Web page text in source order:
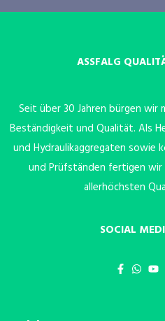
ASSFALG
Seit über 30 Jahren bürgen wir
Beständigkeit und Qualität. Als
und Hydraulikaggregaten sowie
und Prüfständen fertigen
allerhöchsten
SOCIAL